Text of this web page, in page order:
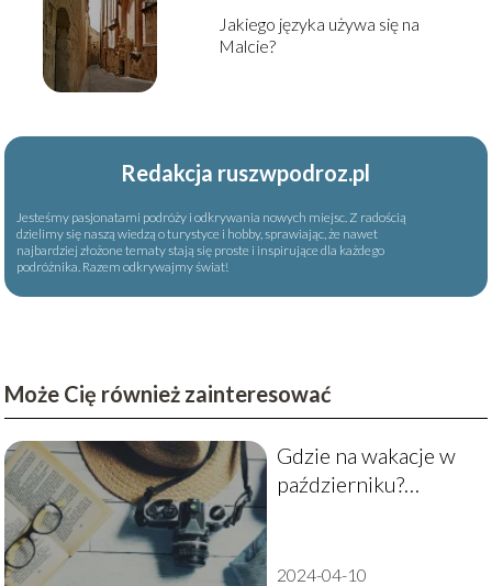
Jakiego języka używa się na
Malcie?
Redakcja ruszwpodroz.pl
Jesteśmy pasjonatami podróży i odkrywania nowych miejsc. Z radością
dzielimy się naszą wiedzą o turystyce i hobby, sprawiając, że nawet
najbardziej złożone tematy stają się proste i inspirujące dla każdego
podróżnika. Razem odkrywajmy świat!
Może Cię również zainteresować
Gdzie na wakacje w
październiku?
miejscach
2024-04-10